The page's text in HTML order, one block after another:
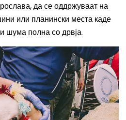
да се оддржуваат на
или планински места каде
шума полна со дрвја.